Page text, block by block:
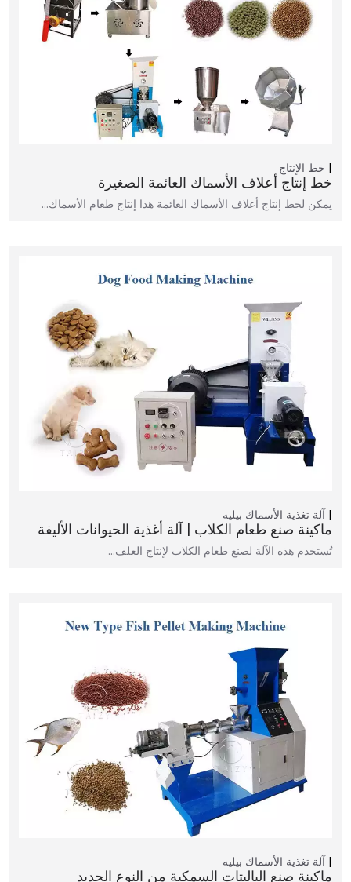
خط الإنتاج
خط إنتاج أعلاف الأسماك العائمة الصغيرة
يمكن لخط إنتاج أعلاف الأسماك العائمة هذا إنتاج طعام الأسماك…
آلة تغذية الأسماك بيليه
ماكينة صنع طعام الكلاب | آلة أغذية الحيوانات الأليفة
تُستخدم هذه الآلة لصنع طعام الكلاب لإنتاج العلف…
آلة تغذية الأسماك بيليه
ماكينة صنع الباليتات السمكية من النوع الجديد